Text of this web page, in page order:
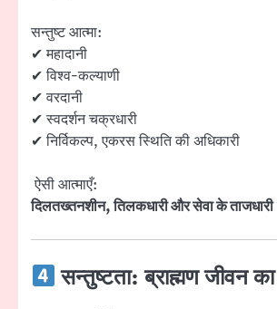
सन्तुष्ट आत्मा:
✔ महादानी
✔ विश्व-कल्याणी
✔ वरदानी
✔ स्वदर्शन चक्रधारी
✔ निर्विकल्प, एकरस स्थिति की अधिकारी
ऐसी आत्माएँ:
दिलतख्तनशीन, तिलकधारी और सेवा के ताजधारी
सन्तुष्टता: ब्राह्मण जीवन